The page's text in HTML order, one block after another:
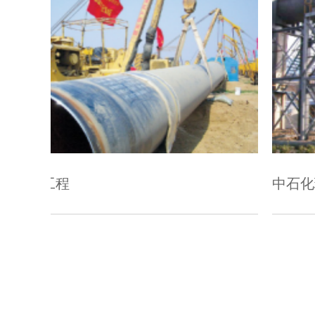
中石化珠三角成品油工程 兰州-银